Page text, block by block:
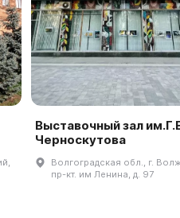
Выставочный зал
Черноскутова
Волгоградская обл., г.
пр-кт. им Ленина, д. 97